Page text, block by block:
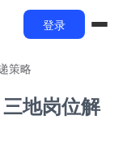
登录
策略
地岗位解